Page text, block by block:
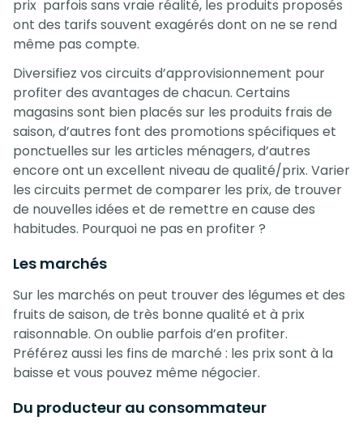
prix parfois sans vraie réalité, les produits proposés
ont des tarifs souvent exagérés dont on ne se rend
même pas compte.
Diversifiez vos circuits d’approvisionnement pour
profiter des avantages de chacun. Certains
magasins sont bien placés sur les produits frais de
saison, d’autres font des promotions spécifiques et
ponctuelles sur les articles ménagers, d’autres
encore ont un excellent niveau de qualité/prix. Varier
les circuits permet de comparer les prix, de trouver
de nouvelles idées et de remettre en cause des
habitudes. Pourquoi ne pas en profiter ?
Les marchés
Sur les marchés on peut trouver des légumes et des
fruits de saison, de très bonne qualité et à prix
raisonnable. On oublie parfois d’en profiter.
Préférez aussi les fins de marché : les prix sont à la
baisse et vous pouvez même négocier.
Du producteur au consommateur